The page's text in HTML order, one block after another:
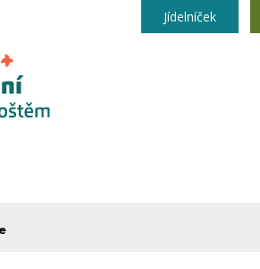
Rožnov pod
Jídelníček